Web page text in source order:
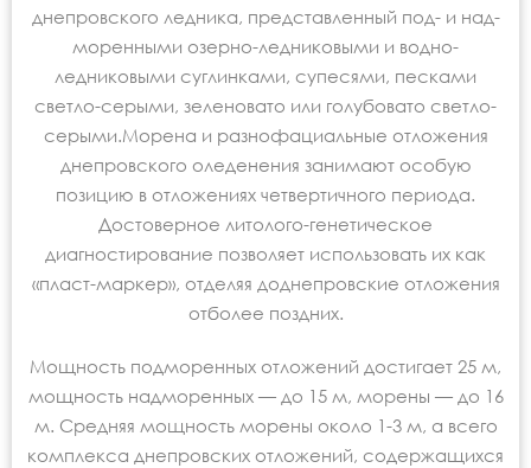
днепровского ледника, представленный под- и над-
моренными озерно-ледниковыми и водно-
ледниковыми суглинками, супесями, песками
светло-серыми, зеленовато или голубовато светло-
серыми.Морена и разнофациальные отложения
днепровского оледенения занимают особую
позицию в отложениях четвертичного периода.
Достоверное литолого-генетическое
диагностирование позволяет использовать их как
«пласт-маркер», отделяя доднепровские отложения
отболее поздних.
Мощность подморенных отложений достигает 25 м,
мощность надморенных — до 15 м, морены — до 16
м. Средняя мощность морены около 1-3 м, а всего
комплекса днепровских отложений, содержащихся